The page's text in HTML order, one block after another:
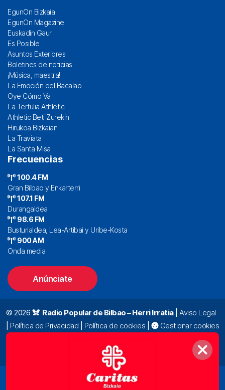
EgunOn Bizkaia
EgunOn Magazine
Euskadin Gaur
Es Posible
Asuntos Exteriores
Boletines de noticias
¡Música, maestra!
La Emoción del Bacalao
Oye Cómo Va
La Tertulia Athletic
Athletic Beti Zurekin
Hirukoa Bizkaian
La Traviata
La Santa Misa
Frecuencias
100.4 FM
Gran Bilbao y Enkarterri
107.1 FM
Durangaldea
98.6 FM
Busturialdea, Lea-Artibai y Uribe-Kosta
900 AM
Onda media
Anúnciate
© 2026 Radio Popular de Bilbao – Herri Irratia| Aviso Legal
Política de Privacidad Política de cookies
Gestionar cookies
Alda. Mazarredo, 47 – 7º 48009 Bilbao |
|